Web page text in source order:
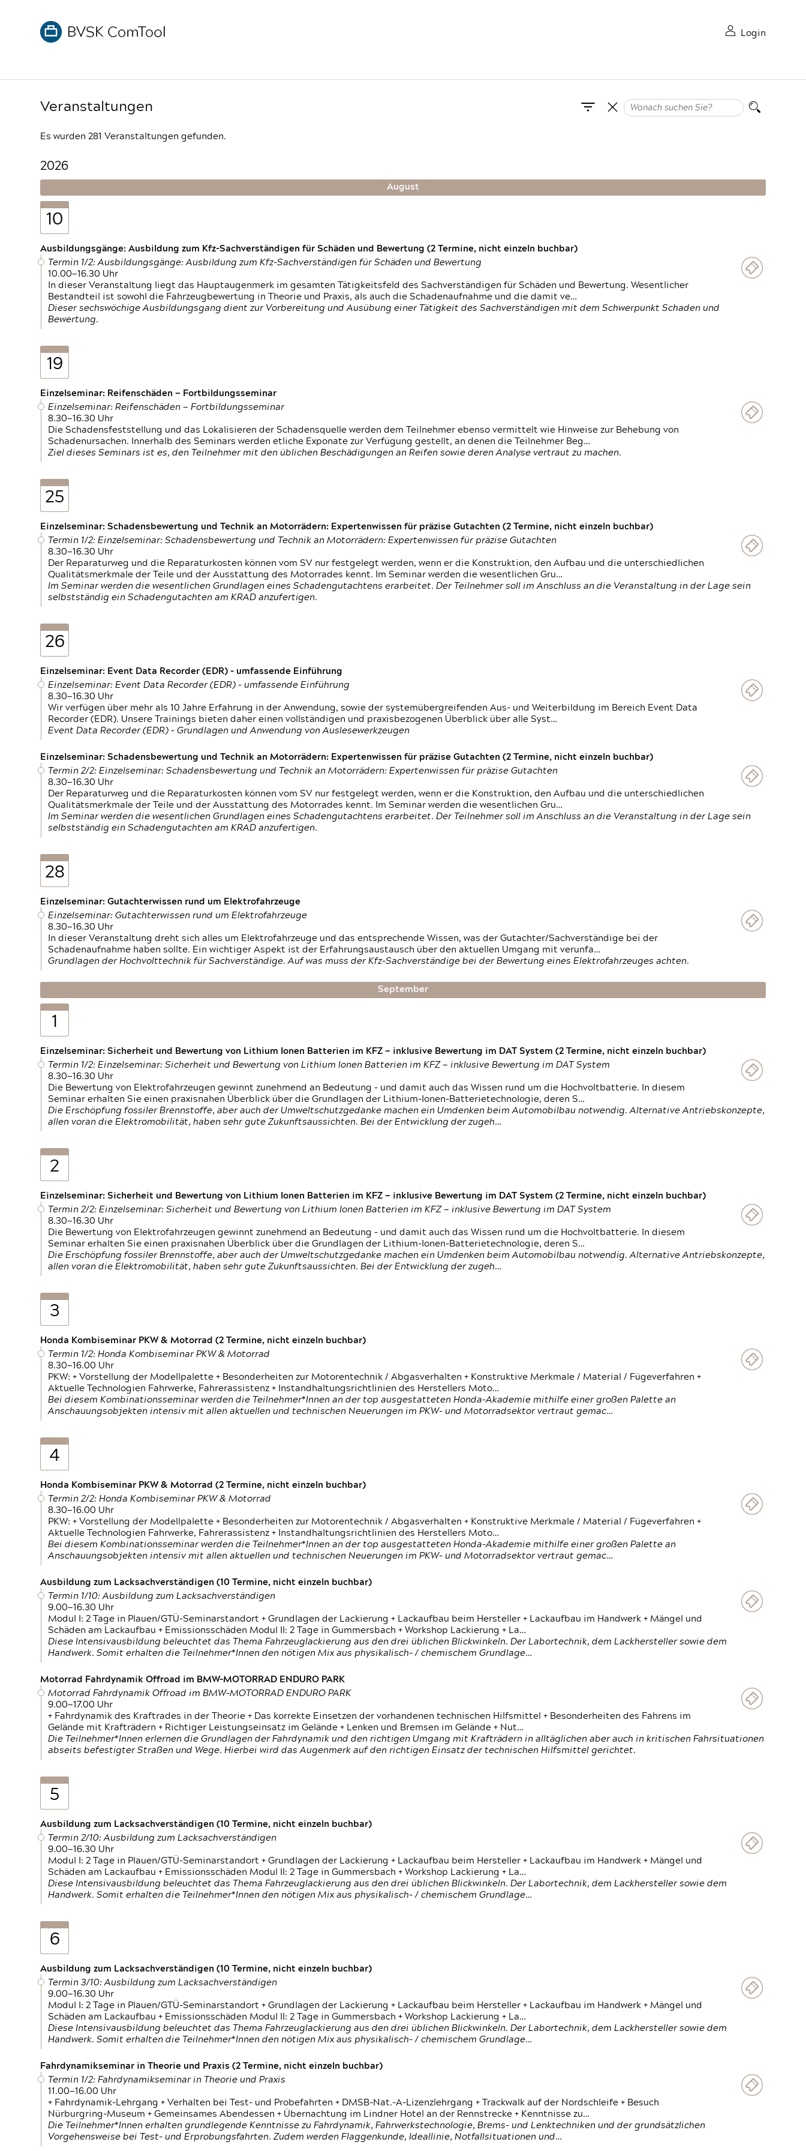
Login
Veranstaltungen
Es wurden 281 Veranstaltungen gefunden.
2026
August
10
Ausbildungsgänge: Ausbildung zum Kfz-Sachverständigen für Schäden und Bewertung (2 Termine, nicht einzeln buchbar)
Termin 1/2: Ausbildungsgänge: Ausbildung zum Kfz-Sachverständigen für Schäden und Bewertung
10.00—16.30 Uhr
In dieser Veranstaltung liegt das Hauptaugenmerk im gesamten Tätigkeitsfeld des Sachverständigen für Schäden und Bewertung. Wesentlicher
Bestandteil ist sowohl die Fahrzeugbewertung in Theorie und Praxis, als auch die Schadenaufnahme und die damit ve…
Dieser sechswöchige Ausbildungsgang dient zur Vorbereitung und Ausübung einer Tätigkeit des Sachverständigen mit dem Schwerpunkt Schaden und
Bewertung.
19
Einzelseminar: Reifenschäden — Fortbildungsseminar
Einzelseminar: Reifenschäden — Fortbildungsseminar
8.30—16.30 Uhr
Die Schadensfeststellung und das Lokalisieren der Schadensquelle werden dem Teilnehmer ebenso vermittelt wie Hinweise zur Behebung von
Schadenursachen. Innerhalb des Seminars werden etliche Exponate zur Verfügung gestellt, an denen die Teilnehmer Beg…
Ziel dieses Seminars ist es, den Teilnehmer mit den üblichen Beschädigungen an Reifen sowie deren Analyse vertraut zu machen.
25
Einzelseminar: Schadensbewertung und Technik an Motorrädern: Expertenwissen für präzise Gutachten (2 Termine, nicht einzeln buchbar)
Termin 1/2: Einzelseminar: Schadensbewertung und Technik an Motorrädern: Expertenwissen für präzise Gutachten
8.30—16.30 Uhr
Der Reparaturweg und die Reparaturkosten können vom SV nur festgelegt werden, wenn er die Konstruktion, den Aufbau und die unterschiedlichen
Qualitätsmerkmale der Teile und der Ausstattung des Motorrades kennt. Im Seminar werden die wesentlichen Gru…
Im Seminar werden die wesentlichen Grundlagen eines Schadengutachtens erarbeitet. Der Teilnehmer soll im Anschluss an die Veranstaltung in der Lage sein
selbstständig ein Schadengutachten am KRAD anzufertigen.
26
Einzelseminar: Event Data Recorder (EDR) – umfassende Einführung
Einzelseminar: Event Data Recorder (EDR) – umfassende Einführung
8.30—16.30 Uhr
Wir verfügen über mehr als 10 Jahre Erfahrung in der Anwendung, sowie der systemübergreifenden Aus- und Weiterbildung im Bereich Event Data
Recorder (EDR). Unsere Trainings bieten daher einen vollständigen und praxisbezogenen Überblick über alle Syst…
Event Data Recorder (EDR) – Grundlagen und Anwendung von Auslesewerkzeugen
Einzelseminar: Schadensbewertung und Technik an Motorrädern: Expertenwissen für präzise Gutachten (2 Termine, nicht einzeln buchbar)
Termin 2/2: Einzelseminar: Schadensbewertung und Technik an Motorrädern: Expertenwissen für präzise Gutachten
8.30—16.30 Uhr
Der Reparaturweg und die Reparaturkosten können vom SV nur festgelegt werden, wenn er die Konstruktion, den Aufbau und die unterschiedlichen
Qualitätsmerkmale der Teile und der Ausstattung des Motorrades kennt. Im Seminar werden die wesentlichen Gru…
Im Seminar werden die wesentlichen Grundlagen eines Schadengutachtens erarbeitet. Der Teilnehmer soll im Anschluss an die Veranstaltung in der Lage sein
selbstständig ein Schadengutachten am KRAD anzufertigen.
28
Einzelseminar: Gutachterwissen rund um Elektrofahrzeuge
Einzelseminar: Gutachterwissen rund um Elektrofahrzeuge
8.30—16.30 Uhr
In dieser Veranstaltung dreht sich alles um Elektrofahrzeuge und das entsprechende Wissen, was der Gutachter/Sachverständige bei der
Schadenaufnahme haben sollte. Ein wichtiger Aspekt ist der Erfahrungsaustausch über den aktuellen Umgang mit verunfa…
Grundlagen der Hochvolttechnik für Sachverständige. Auf was muss der Kfz-Sachverständige bei der Bewertung eines Elektrofahrzeuges achten.
September
1
Einzelseminar: Sicherheit und Bewertung von Lithium Ionen Batterien im KFZ — inklusive Bewertung im DAT System (2 Termine, nicht einzeln buchbar)
Termin 1/2: Einzelseminar: Sicherheit und Bewertung von Lithium Ionen Batterien im KFZ — inklusive Bewertung im DAT System
8.30—16.30 Uhr
Die Bewertung von Elektrofahrzeugen gewinnt zunehmend an Bedeutung – und damit auch das Wissen rund um die Hochvoltbatterie. In diesem
Seminar erhalten Sie einen praxisnahen Überblick über die Grundlagen der Lithium-Ionen-Batterietechnologie, deren S…
Die Erschöpfung fossiler Brennstoffe, aber auch der Umweltschutzgedanke machen ein Umdenken beim Automobilbau notwendig. Alternative Antriebskonzepte,
allen voran die Elektromobilität, haben sehr gute Zukunftsaussichten. Bei der Entwicklung der zugeh…
2
Einzelseminar: Sicherheit und Bewertung von Lithium Ionen Batterien im KFZ — inklusive Bewertung im DAT System (2 Termine, nicht einzeln buchbar)
Termin 2/2: Einzelseminar: Sicherheit und Bewertung von Lithium Ionen Batterien im KFZ — inklusive Bewertung im DAT System
8.30—16.30 Uhr
Die Bewertung von Elektrofahrzeugen gewinnt zunehmend an Bedeutung – und damit auch das Wissen rund um die Hochvoltbatterie. In diesem
Seminar erhalten Sie einen praxisnahen Überblick über die Grundlagen der Lithium-Ionen-Batterietechnologie, deren S…
Die Erschöpfung fossiler Brennstoffe, aber auch der Umweltschutzgedanke machen ein Umdenken beim Automobilbau notwendig. Alternative Antriebskonzepte,
allen voran die Elektromobilität, haben sehr gute Zukunftsaussichten. Bei der Entwicklung der zugeh…
3
Honda Kombiseminar PKW & Motorrad (2 Termine, nicht einzeln buchbar)
Termin 1/2: Honda Kombiseminar PKW & Motorrad
8.30—16.00 Uhr
PKW: + Vorstellung der Modellpalette + Besonderheiten zur Motorentechnik / Abgasverhalten + Konstruktive Merkmale / Material / Fügeverfahren +
Aktuelle Technologien Fahrwerke, Fahrerassistenz + Instandhaltungsrichtlinien des Herstellers Moto…
Bei diesem Kombinationsseminar werden die Teilnehmer*Innen an der top ausgestatteten Honda-Akademie mithilfe einer großen Palette an
Anschauungsobjekten intensiv mit allen aktuellen und technischen Neuerungen im PKW- und Motorradsektor vertraut gemac…
4
Honda Kombiseminar PKW & Motorrad (2 Termine, nicht einzeln buchbar)
Termin 2/2: Honda Kombiseminar PKW & Motorrad
8.30—16.00 Uhr
PKW: + Vorstellung der Modellpalette + Besonderheiten zur Motorentechnik / Abgasverhalten + Konstruktive Merkmale / Material / Fügeverfahren +
Aktuelle Technologien Fahrwerke, Fahrerassistenz + Instandhaltungsrichtlinien des Herstellers Moto…
Bei diesem Kombinationsseminar werden die Teilnehmer*Innen an der top ausgestatteten Honda-Akademie mithilfe einer großen Palette an
Anschauungsobjekten intensiv mit allen aktuellen und technischen Neuerungen im PKW- und Motorradsektor vertraut gemac…
Ausbildung zum Lacksachverständigen (10 Termine, nicht einzeln buchbar)
Termin 1/10: Ausbildung zum Lacksachverständigen
9.00—16.30 Uhr
Modul I: 2 Tage in Plauen/GTÜ-Seminarstandort + Grundlagen der Lackierung + Lackaufbau beim Hersteller + Lackaufbau im Handwerk + Mängel und
Schäden am Lackaufbau + Emissionsschäden Modul II: 2 Tage in Gummersbach + Workshop Lackierung + La…
Diese Intensivausbildung beleuchtet das Thema Fahrzeuglackierung aus den drei üblichen Blickwinkeln. Der Labortechnik, dem Lackhersteller sowie dem
Handwerk. Somit erhalten die Teilnehmer*Innen den nötigen Mix aus physikalisch- / chemischem Grundlage…
Motorrad Fahrdynamik Offroad im BMW-MOTORRAD ENDURO PARK
Motorrad Fahrdynamik Offroad im BMW-MOTORRAD ENDURO PARK
9.00—17.00 Uhr
+ Fahrdynamik des Kraftrades in der Theorie + Das korrekte Einsetzen der vorhandenen technischen Hilfsmittel + Besonderheiten des Fahrens im
Gelände mit Krafträdern + Richtiger Leistungseinsatz im Gelände + Lenken und Bremsen im Gelände + Nut…
Die Teilnehmer*Innen erlernen die Grundlagen der Fahrdynamik und den richtigen Umgang mit Krafträdern in alltäglichen aber auch in kritischen Fahrsituationen
abseits befestigter Straßen und Wege. Hierbei wird das Augenmerk auf den richtigen Einsatz der technischen Hilfsmittel gerichtet.
5
Ausbildung zum Lacksachverständigen (10 Termine, nicht einzeln buchbar)
Termin 2/10: Ausbildung zum Lacksachverständigen
9.00—16.30 Uhr
Modul I: 2 Tage in Plauen/GTÜ-Seminarstandort + Grundlagen der Lackierung + Lackaufbau beim Hersteller + Lackaufbau im Handwerk + Mängel und
Schäden am Lackaufbau + Emissionsschäden Modul II: 2 Tage in Gummersbach + Workshop Lackierung + La…
Diese Intensivausbildung beleuchtet das Thema Fahrzeuglackierung aus den drei üblichen Blickwinkeln. Der Labortechnik, dem Lackhersteller sowie dem
Handwerk. Somit erhalten die Teilnehmer*Innen den nötigen Mix aus physikalisch- / chemischem Grundlage…
6
Ausbildung zum Lacksachverständigen (10 Termine, nicht einzeln buchbar)
Termin 3/10: Ausbildung zum Lacksachverständigen
9.00—16.30 Uhr
Modul I: 2 Tage in Plauen/GTÜ-Seminarstandort + Grundlagen der Lackierung + Lackaufbau beim Hersteller + Lackaufbau im Handwerk + Mängel und
Schäden am Lackaufbau + Emissionsschäden Modul II: 2 Tage in Gummersbach + Workshop Lackierung + La…
Diese Intensivausbildung beleuchtet das Thema Fahrzeuglackierung aus den drei üblichen Blickwinkeln. Der Labortechnik, dem Lackhersteller sowie dem
Handwerk. Somit erhalten die Teilnehmer*Innen den nötigen Mix aus physikalisch- / chemischem Grundlage…
Fahrdynamikseminar in Theorie und Praxis (2 Termine, nicht einzeln buchbar)
Termin 1/2: Fahrdynamikseminar in Theorie und Praxis
11.00—16.00 Uhr
+ Fahrdynamik-Lehrgang + Verhalten bei Test- und Probefahrten + DMSB-Nat.-A-Lizenzlehrgang + Trackwalk auf der Nordschleife + Besuch
Nürburgring-Museum + Gemeinsames Abendessen + Übernachtung im Lindner Hotel an der Rennstrecke + Kenntnisse zu…
Die Teilnehmer*Innen erhalten grundlegende Kenntnisse zu Fahrdynamik, Fahrwerkstechnologie, Brems- und Lenktechniken und der grundsätzlichen
Vorgehensweise bei Test- und Erprobungsfahrten. Zudem werden Flaggenkunde, Ideallinie, Notfallsituationen und…